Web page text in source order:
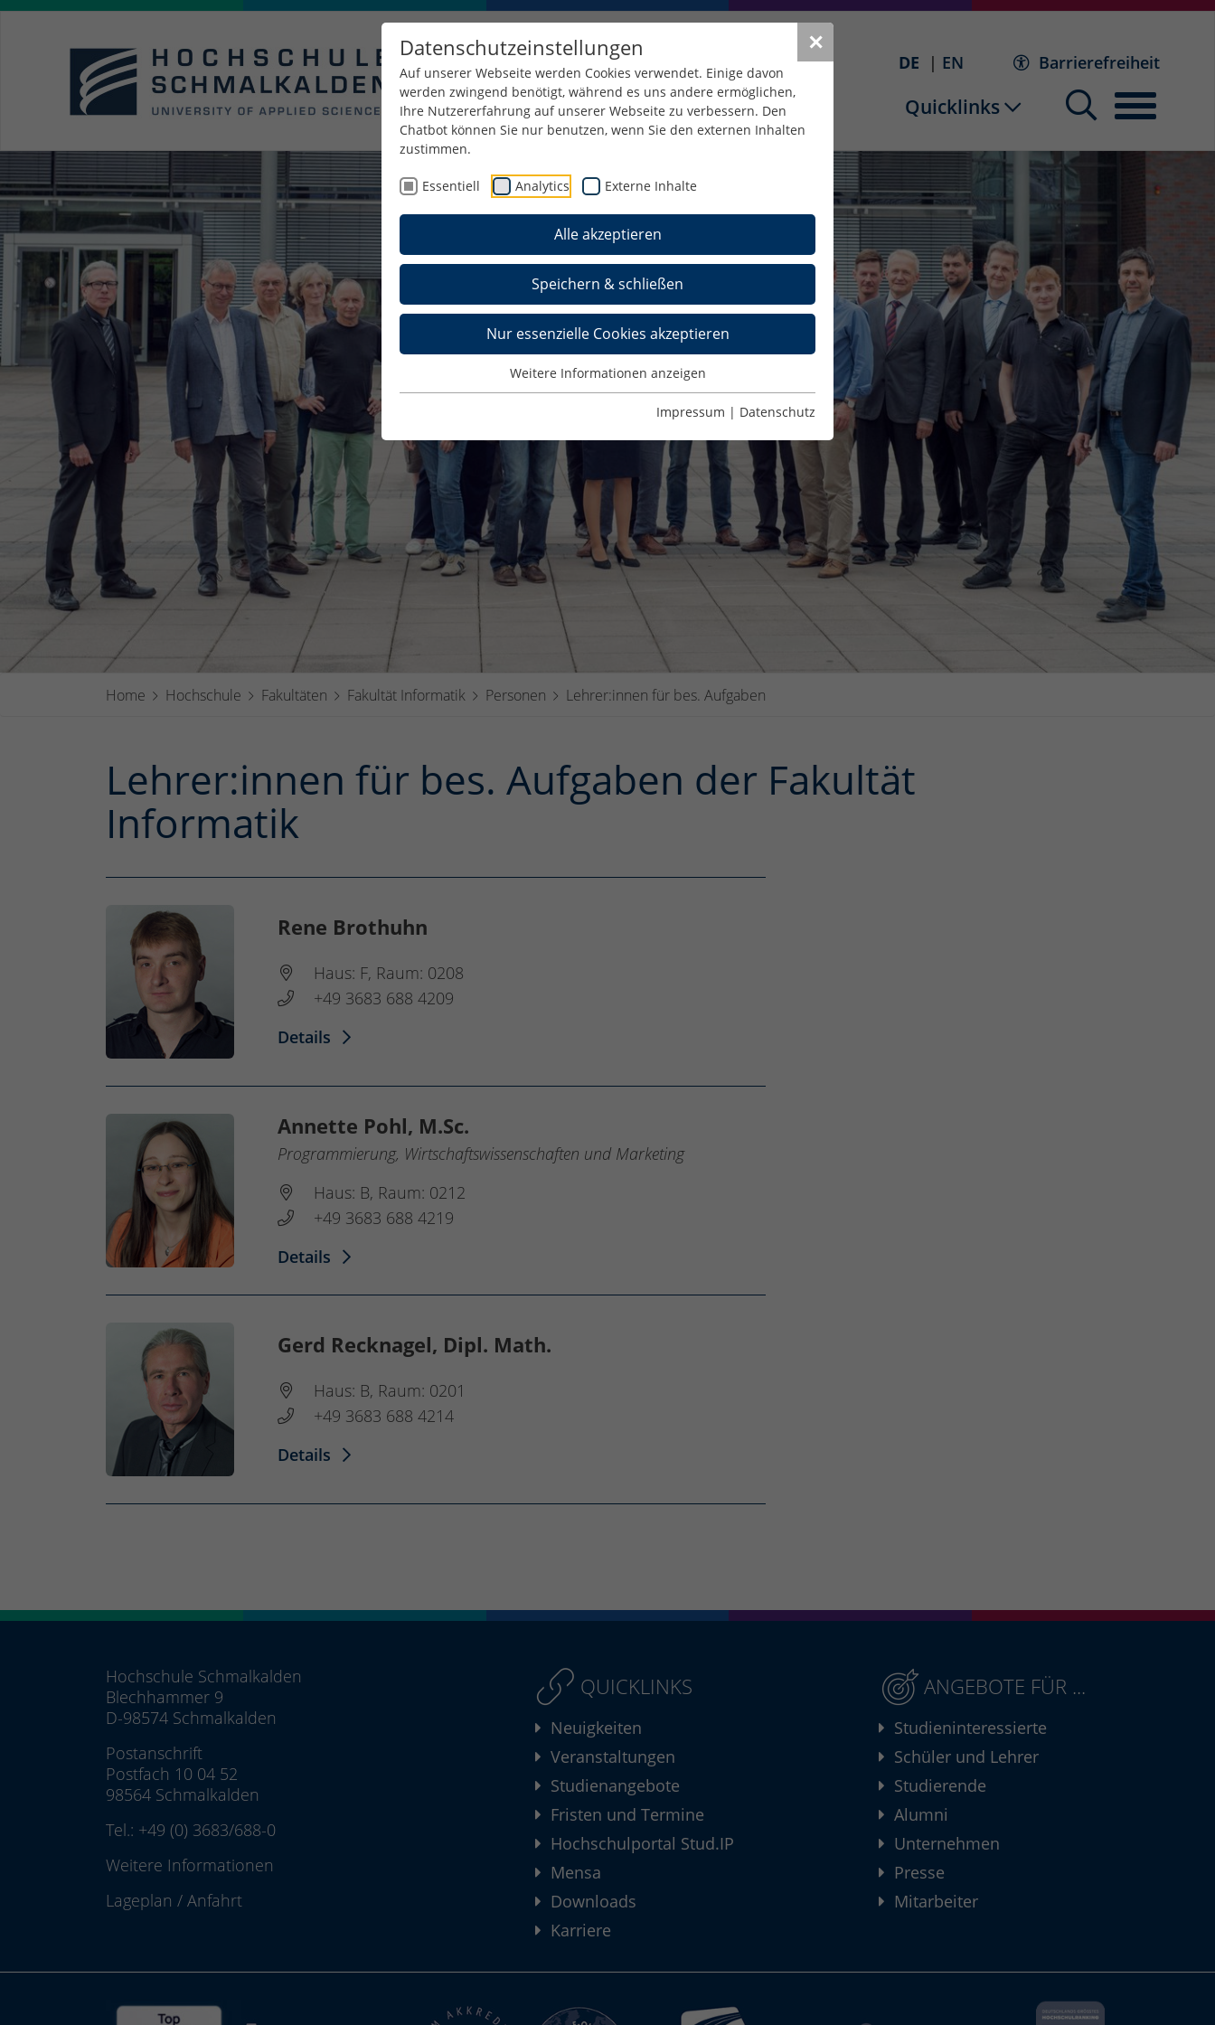
✕
Datenschutzeinstellungen
Auf unserer Webseite werden Cookies verwendet. Einige davon
werden zwingend benötigt, während es uns andere ermöglichen,
Ihre Nutzererfahrung auf unserer Webseite zu verbessern. Den
Chatbot können Sie nur benutzen, wenn Sie den externen Inhalten
zustimmen.
Essentiell Analytics Externe Inhalte
Alle akzeptieren
Speichern & schließen
Nur essenzielle Cookies akzeptieren
Weitere Informationen anzeigen
Impressum | Datenschutz
DE EN Barrierefreiheit
Quicklinks
Home Hochschule Fakultäten Fakultät Informatik Personen Lehrer:innen für bes. Aufgaben
Lehrer:innen für bes. Aufgaben der Fakultät
Informatik
Rene Brothuhn
Haus: F, Raum: 0208
+49 3683 688 4209
Details
Annette Pohl, M.Sc.
Programmierung, Wirtschaftswissenschaften und Marketing
Haus: B, Raum: 0212
+49 3683 688 4219
Details
Gerd Recknagel, Dipl. Math.
Haus: B, Raum: 0201
+49 3683 688 4214
Details
Hochschule Schmalkalden
Blechhammer 9
D-98574 Schmalkalden
Postanschrift
Postfach 10 04 52
98564 Schmalkalden
Tel.: +49 (0) 3683/688-0
Weitere Informationen
Lageplan / Anfahrt
QUICKLINKS
Neuigkeiten
Veranstaltungen
Studienangebote
Fristen und Termine
Hochschulportal Stud.IP
Mensa
Downloads
Karriere
ANGEBOTE FÜR ...
Studieninteressierte
Schüler und Lehrer
Studierende
Alumni
Unternehmen
Presse
Mitarbeiter